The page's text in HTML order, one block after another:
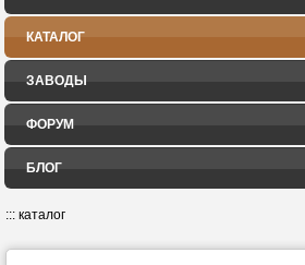
КАТАЛОГ
ЗАВОДЫ
ФОРУМ
БЛОГ
::: каталог